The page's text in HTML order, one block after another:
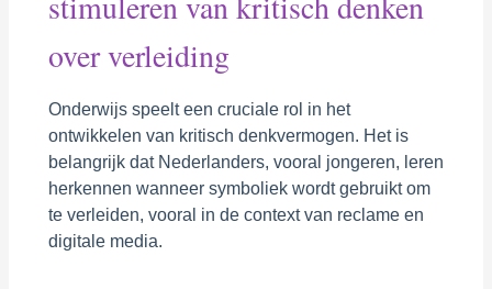
over verleiding
Onderwijs speelt een cruciale rol in het
ontwikkelen van kritisch denkvermogen. Het is
belangrijk dat Nederlanders, vooral jongeren, leren
herkennen wanneer symboliek wordt gebruikt om
te verleiden, vooral in de context van reclame en
digitale media.